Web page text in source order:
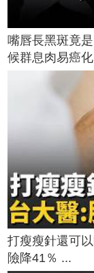
嘴唇長黑斑竟
候群息肉易癌
打瘦瘦針還可
險降41％ ...